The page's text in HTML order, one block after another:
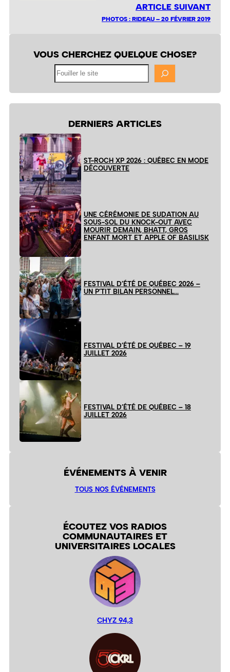
ARTICLE SUIVANT
PHOTOS : RIDEAU – 20 FÉVRIER 2019
VOUS CHERCHEZ QUELQUE CHOSE?
DERNIERS ARTICLES
ST-ROCH XP 2026 : QUÉBEC EN MODE
DÉCOUVERTE
UNE CÉRÉMONIE DE SUDATION AU
SOUS-SOL DU KNOCK-OUT AVEC
MOURIR DEMAIN, BHATT, GROS
ENFANT MORT ET APPLE OF BASILISK
FESTIVAL D’ÉTÉ DE QUÉBEC 2026 –
UN P’TIT BILAN PERSONNEL…
FESTIVAL D’ÉTÉ DE QUÉBEC – 19
JUILLET 2026
FESTIVAL D’ÉTÉ DE QUÉBEC – 18
JUILLET 2026
ÉVÉNEMENTS À VENIR
TOUS NOS ÉVÉNEMENTS
ÉCOUTEZ VOS RADIOS
COMMUNAUTAIRES ET
UNIVERSITAIRES LOCALES
CHYZ 94,3